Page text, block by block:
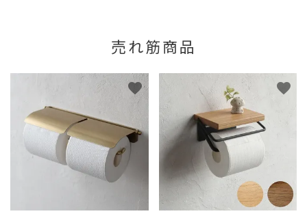
売れ筋商品
favorite favorite